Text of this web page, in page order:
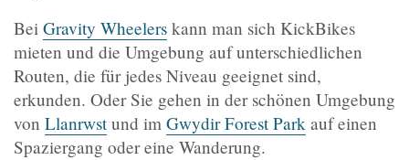
Bei Gravity Wheelers kann man sich KickBikes
mieten und die Umgebung auf unterschiedlichen
Routen, die für jedes Niveau geeignet sind,
erkunden. Oder Sie gehen in der schönen Umgebung
von Llanrwstund im Gwydir Forest Park auf einen
Spaziergang oder eine Wanderung.